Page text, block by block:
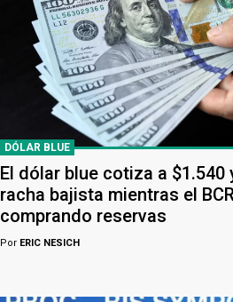
DÓLAR BLUE
El dólar blue cotiza a $1.540
racha bajista mientras el
comprando reservas
Por ERIC NESICH